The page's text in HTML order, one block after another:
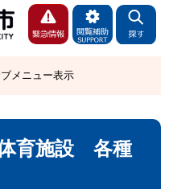
メニュー表示
育施設 各種